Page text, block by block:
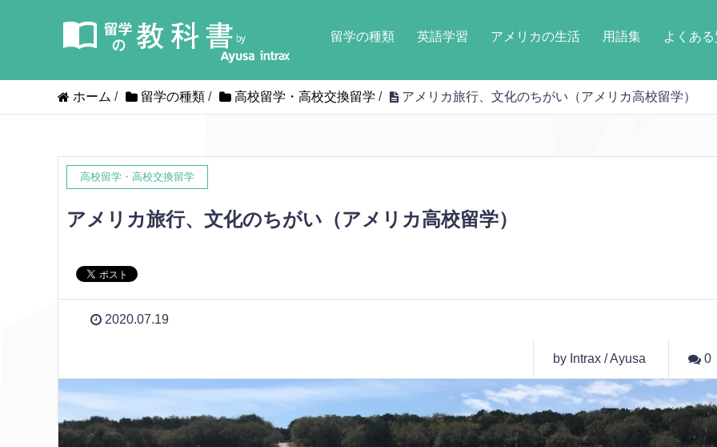
留学の種類 英語学習 アメリカの生活 用語集 よくあ
ホーム / 留学の種類 / 高校留学・高校交換留学 / アメリカ旅行、文化のちがい（アメリカ高校留学）
高校留学・高校交換留学
アメリカ旅行、文化のちがい（アメリカ高校留学）
2020.07.19
by Intrax / Ayusa 0